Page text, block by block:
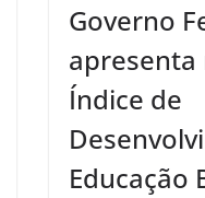
Governo
Índice de
Educação